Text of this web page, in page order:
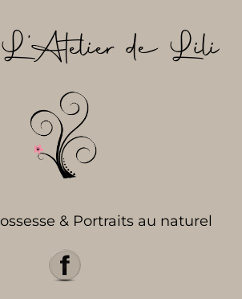
de Lili
& Portraits au naturel